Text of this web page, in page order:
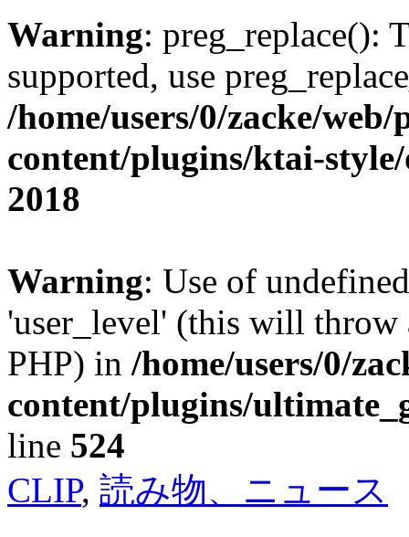
Warning: preg_replace():
supported, use
/home/users/0/zacke/
content/plugins/ktai-
2018
Warning: Use of
'user_level' (this will
PHP) in /home/users/0/
content/plugins/
line 524
CLIP, 読み物、ニュース